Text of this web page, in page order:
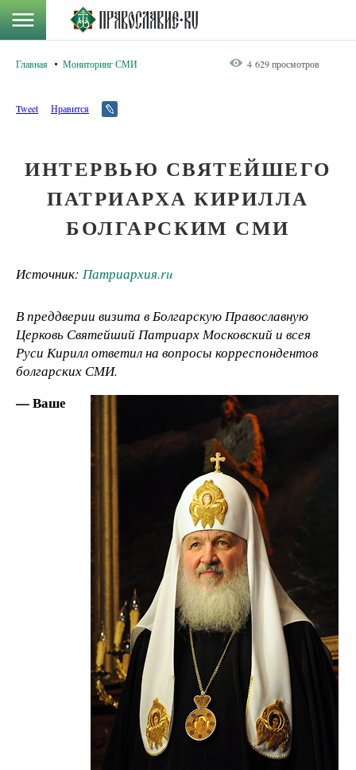
Главная Мониторинг СМИ 4 629 просмотров
Tweet Нравится
ИНТЕРВЬЮ СВЯТЕЙШЕГО
ПАТРИАРХА КИРИЛЛА
БОЛГАРСКИМ СМИ
Источник: Патриархия.ru
В преддверии визита в Болгарскую Православную
Церковь Святейший Патриарх Московский и всея
Руси Кирилл ответил на вопросы корреспондентов
болгарских СМИ.
— Ваше